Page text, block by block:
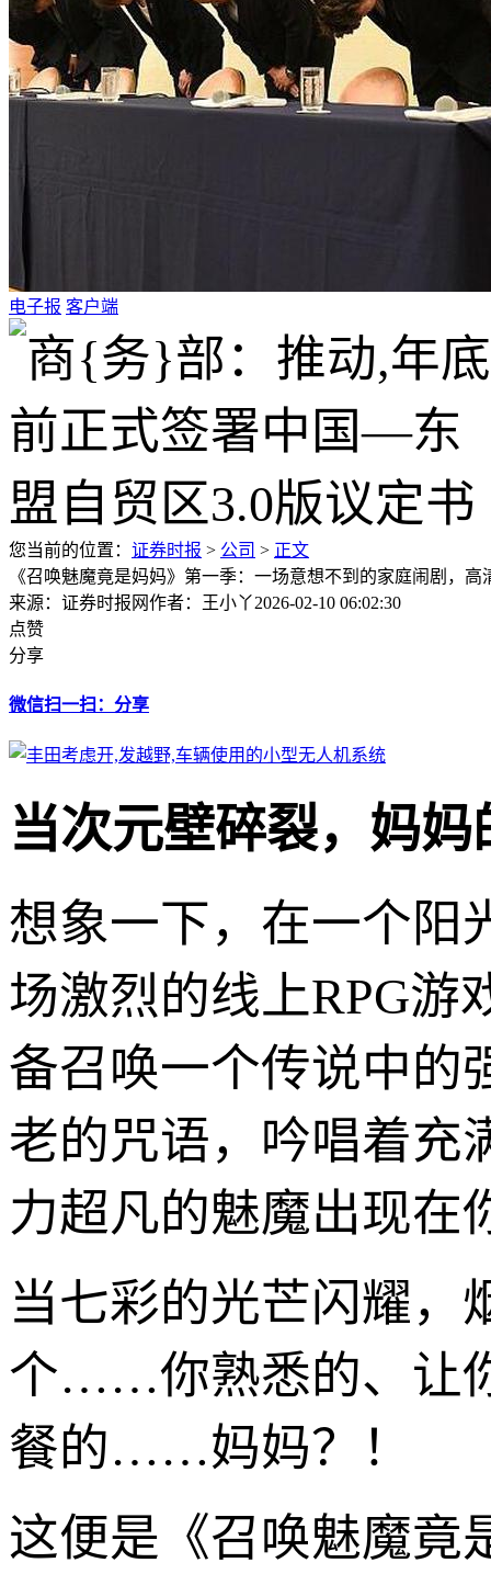
电子报 客户端
您当前的位置： 证券时报 > 公司 > 正文
《召唤魅魔竟是妈妈》第一季：一场意想不到的家庭闹剧，高
来源：证券时报网作者：王小丫2026-02-10 06:02:30
点赞
分享
微信扫一扫：分享
当次元壁碎裂，妈妈
想象一下，在一个阳
场激烈的线上RPG游
备召唤一个传说中的
老的咒语，吟唱着充
力超凡的魅魔出现在
当七彩的光芒闪耀，
个……你熟悉的、让
餐的……妈妈？！
这便是《召唤魅魔竟